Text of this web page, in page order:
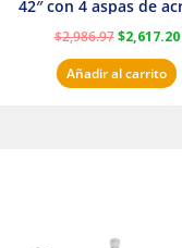
42″ con 4 aspas de
transparente
$2,986.97 $2,617.20
Añadir al carrito